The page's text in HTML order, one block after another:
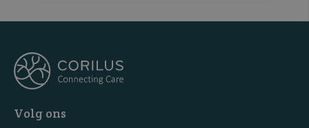
Volg ons